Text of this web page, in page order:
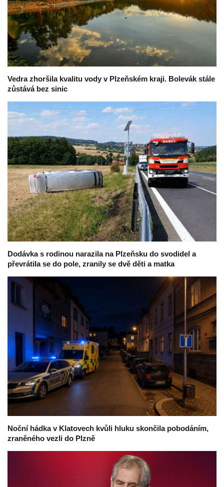
Vedra zhoršila kvalitu vody v Plzeňském kraji. Bolevák stále
zůstává bez sinic
Dodávka s rodinou narazila na Plzeňsku do svodidel a
převrátila se do pole, zranily se dvě děti a matka
Noční hádka v Klatovech kvůli hluku skončila pobodáním,
zraněného vezli do Plzně